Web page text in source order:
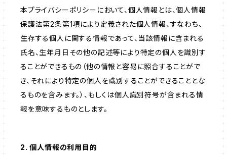
本プライバシーポリシーにおいて、個人情報とは、個人情報
保護法第2条第1項により定義された個人情報、すなわち、
生存する個人に関する情報であって、当該情報に含まれる
氏名、生年月日その他の記述等により特定の個人を識別す
ることができるもの（他の情報と容易に照合することがで
き、それにより特定の個人を識別することができることとな
るものを含みます。）、もしくは個人識別符号が含まれる情
報を意味するものとします。
2. 個人情報の利用目的